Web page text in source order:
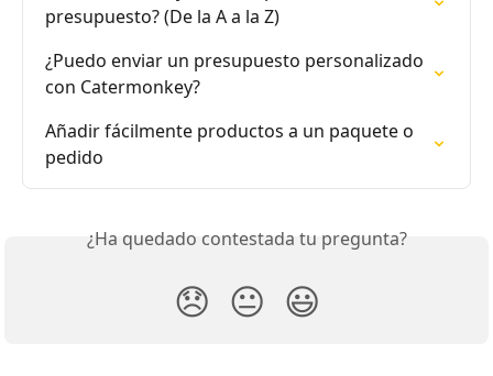
presupuesto? (De la A a la Z)
¿Puedo enviar un presupuesto personalizado
con Catermonkey?
Añadir fácilmente productos a un paquete o
pedido
¿Ha quedado contestada tu pregunta?
😞 😐 😃